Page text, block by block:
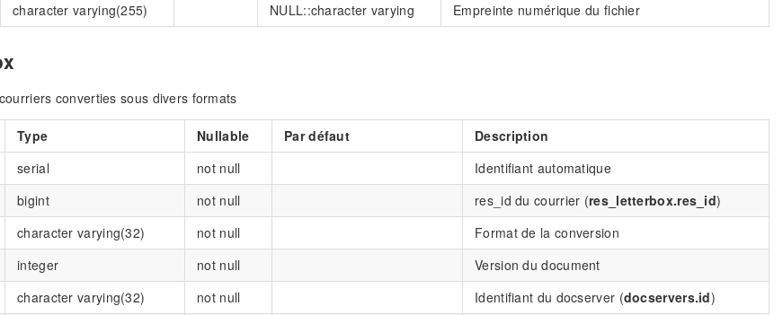
character varying(255) NULL::character varying Empreinte numérique du fichier
converties sous divers formats
Type Nullable Par défaut
Description
serial not null
Identifiant automatique
bigint not null res_id du courrier (res_letterbox.res_id)
character varying(32) not null
Format de la conversion
integer not null
Version du document
character varying(32) not null Identifiant du docserver (docservers.id)